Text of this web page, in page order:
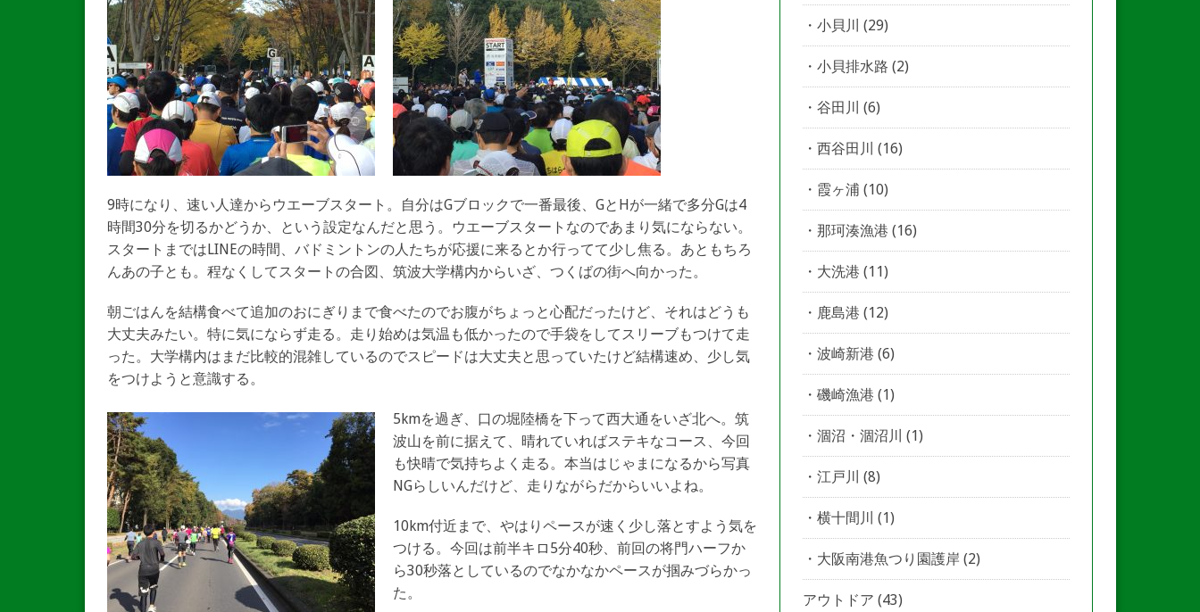
9時になり、速い人達からウエーブスタート。自分はGブロックで一番最後、GとHが一緒で多分Gは4
時間30分を切るかどうか、という設定なんだと思う。ウエーブスタートなのであまり気にならない。
スタートまではLINEの時間、バドミントンの人たちが応援に来るとか行ってて少し焦る。あともちろ
んあの子とも。程なくしてスタートの合図、筑波大学構内からいざ、つくばの街へ向かった。
朝ごはんを結構食べて追加のおにぎりまで食べたのでお腹がちょっと心配だったけど、それはどうも
大丈夫みたい。特に気にならず走る。走り始めは気温も低かったので手袋をしてスリーブもつけて走
った。大学構内はまだ比較的混雑しているのでスピードは大丈夫と思っていたけど結構速め、少し気
をつけようと意識する。
5kmを過ぎ、口の堀陸橋を下って西大通をいざ北へ。筑
波山を前に据えて、晴れていればステキなコース、今回
も快晴で気持ちよく走る。本当はじゃまになるから写真
NGらしいんだけど、走りながらだからいいよね。
10km付近まで、やはりペースが速く少し落とすよう気を
つける。今回は前半キロ5分40秒、前回の将門ハーフか
ら30秒落としているのでなかなかペースが掴みづらかっ
た。
小貝川 (29)
小貝排水路 (2)
谷田川 (6)
西谷田川 (16)
霞ヶ浦 (10)
那珂湊漁港 (16)
大洗港 (11)
鹿島港 (12)
波崎新港 (6)
磯崎漁港 (1)
涸沼・涸沼川 (1)
江戸川 (8)
横十間川 (1)
大阪南港魚つり園護岸 (2)
アウトドア (43)